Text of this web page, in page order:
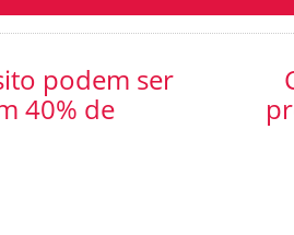
podem ser
40% de